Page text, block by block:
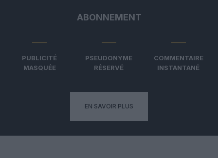
ABONNEMENT
PUBLICITÉ
MASQUÉE
PSEUDONYME
RÉSERVÉ
COMMENTAIRE
INSTANTANÉ
EN SAVOIR PLUS